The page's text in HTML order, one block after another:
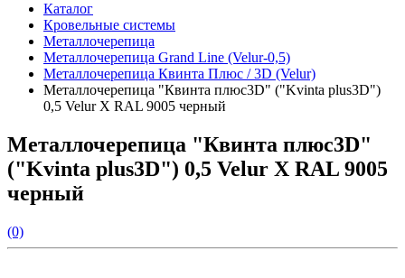
Каталог
Кровельные системы
Металлочерепица
Металлочерепица Grand Line (Velur-0,5)
Металлочерепица Квинта Плюс / 3D (Velur)
Металлочерепица "Квинта плюс3D" ("Kvinta plus3D")
0,5 Velur X RAL 9005 черный
Металлочерепица "Квинта плюс3D"
("Kvinta plus3D") 0,5 Velur X RAL 9005
черный
(0)